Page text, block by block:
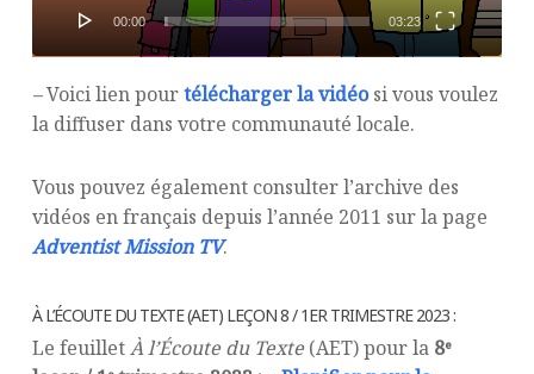
00:00 03:23
–Voici lien pourtélécharger la vidéosi vous voulez
la diffuser dans votre communauté locale.
Vous pouvez également consulter l’archive des
vidéos en français depuis l’année 2011 sur la page
Adventist Mission TV.
À L’ÉCOUTE DU TEXTE (AET) LEÇON 8 / 1ER TRIMESTRE 2023 :
Le feuilletÀ l’Écoute du Texte(AET) pour la8ᵉ